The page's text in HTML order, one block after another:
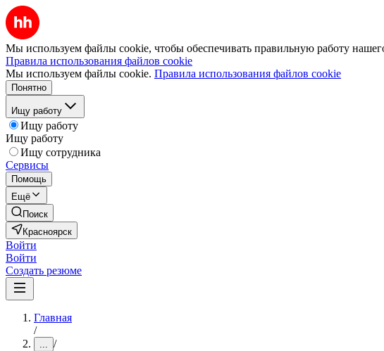
Мы используем файлы cookie, чтобы обеспечивать правильную работу
Правила использования файлов cookie
Мы используем файлы cookie. Правила использования файлов cookie
Понятно
Ищу работу
Ищу работу
Ищу работу
Ищу сотрудника
Сервисы
Помощь
Ещё
Поиск
Красноярск
Войти
Войти
Создать резюме
Главная
/
... /